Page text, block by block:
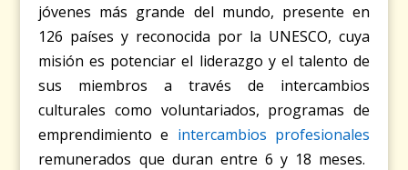
jóvenes más grande del mundo, presente en
126 países y reconocida por la UNESCO, cuya
misión es potenciar el liderazgo y el talento de
sus miembros a través de intercambios
culturales como voluntariados, programas de
emprendimiento e intercambios profesionales
remunerados que duran entre 6 y 18 meses.